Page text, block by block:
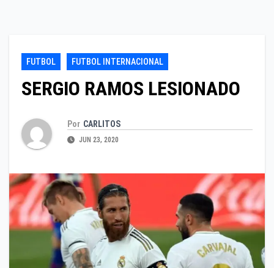
FUTBOL FUTBOL INTERNACIONAL
SERGIO RAMOS LESIONADO
Por CARLITOS
JUN 23, 2020